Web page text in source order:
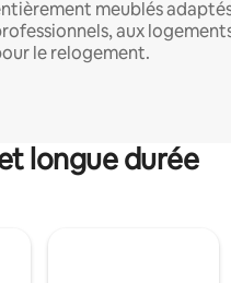
meublés
aux
le relogement.
longue durée